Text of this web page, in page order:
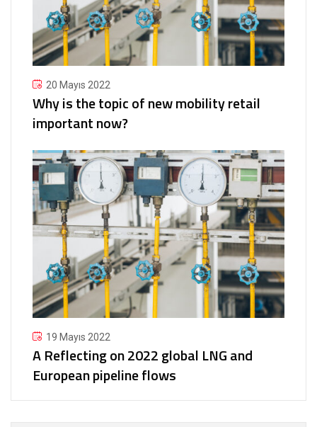
20 Mayıs 2022
Why is the topic of new mobility retail
important now?
19 Mayıs 2022
A Reflecting on 2022 global LNG and
European pipeline flows